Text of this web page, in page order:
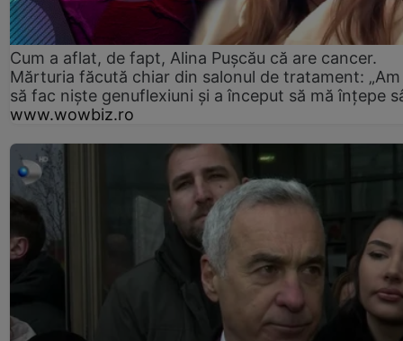
Cum a aflat, de fapt, Alina Pușcău că are cancer.
Mărturia făcută chiar din salonul de tratament:
să fac niște genuflexiuni și a început să mă înțepe
www.wowbiz.ro